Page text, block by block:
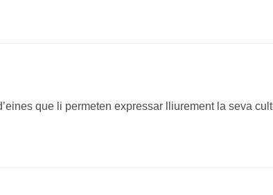
que li permeten expressar lliurement la seva